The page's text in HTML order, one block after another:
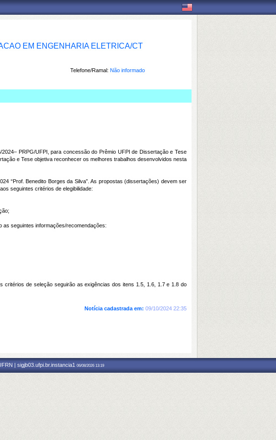
EM ENGENHARIA ELETRICA/CT
Telefone/Ramal: Não informado
PRPG/UFPI, para concessão do Prêmio UFPI de Dissertação e Tese
e Tese objetiva reconhecer os melhores trabalhos desenvolvidos nesta
“Prof. Benedito Borges da Silva”. As propostas (dissertações) devem ser
seguintes critérios de elegibilidade:
as seguintes informações/recomendações:
critérios de seleção seguirão as exigências dos itens 1.5, 1.6, 1.7 e 1.8 do
Notícia cadastrada em: 09/10/2024 22:35
| sigjb03.ufpi.br.instancia1 06/08/2026 13:19